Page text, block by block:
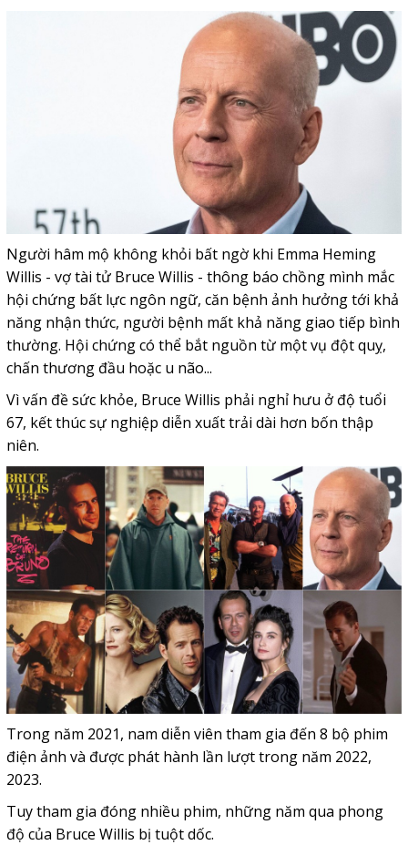
Người hâm mộ không khỏi bất ngờ khi Emma Heming
Willis - vợ tài tử Bruce Willis - thông báo chồng mình mắc
hội chứng bất lực ngôn ngữ, căn bệnh ảnh hưởng tới khả
năng nhận thức, người bệnh mất khả năng giao tiếp bình
thường. Hội chứng có thể bắt nguồn từ một vụ đột quỵ,
chấn thương đầu hoặc u não...
Vì vấn đề sức khỏe, Bruce Willis phải nghỉ hưu ở độ tuổi
67, kết thúc sự nghiệp diễn xuất trải dài hơn bốn thập
niên.
Trong năm 2021, nam diễn viên tham gia đến 8 bộ phim
điện ảnh và được phát hành lần lượt trong năm 2022,
2023.
Tuy tham gia đóng nhiều phim, những năm qua phong
độ của Bruce Willis bị tuột dốc.